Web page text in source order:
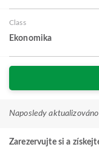
Class
Ekonomika
Naposledy aktualizováno
Zarezervujte si a